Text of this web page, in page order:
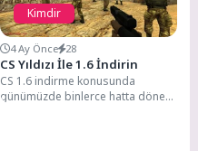
Kimdir
4 Ay Önce 28
CS Yıldızı İle 1.6 İndirin
CS 1.6 indirme konusunda
günümüzde binlerce hatta dönem